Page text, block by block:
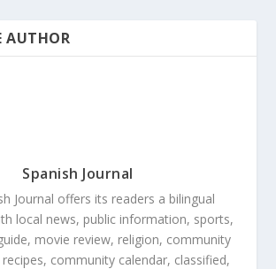
AUTHOR
Spanish Journal
Journal offers its readers a bilingual
local news, public information, sports,
movie review, religion, community
community calendar, classified,